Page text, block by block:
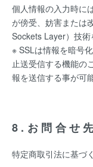
個人情報の入力時に
が傍受、妨害または
Sockets Layer）技術
※ SSLは情報を暗号
止送受信する機能の
報を送信する事が可
8.お問合せ
特定商取引法に基づ